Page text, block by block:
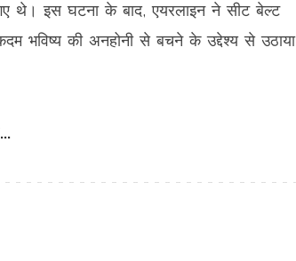
थे। इस घटना के बाद, एयरलाइन ने सीट बेल्ट
भविष्य की अनहोनी से बचने के उद्देश्य से उठाया